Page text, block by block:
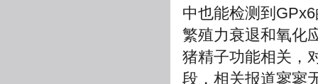
中也能检测到
繁殖力衰退和氧化
猪精子功能相关，
段，相关报道寥寥